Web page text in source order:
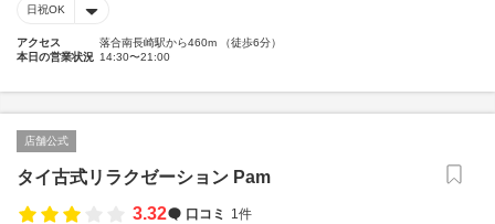
日祝OK
アクセス
落合南長崎駅から460m （徒歩6分）
本日の営業状況 14:30〜21:00
店舗公式
タイ古式リラクゼーション Pam
3.32
口コミ 1件